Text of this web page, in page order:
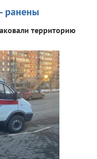
ранены
территорию